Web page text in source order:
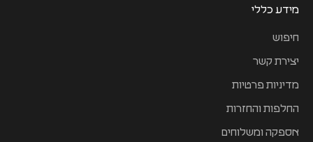
מידע כללי
חיפוש
יצירת קשר
מדיניות פרטיות
החלפות והחזרות
אספקה ומשלוחים